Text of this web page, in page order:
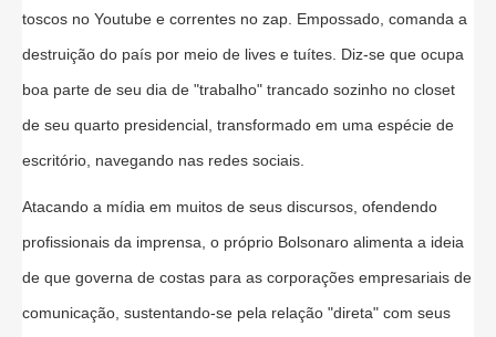
toscos no Youtube e correntes no zap. Empossado, comanda a
destruição do país por meio de lives e tuítes. Diz-se que ocupa
boa parte de seu dia de "trabalho" trancado sozinho no closet
de seu quarto presidencial, transformado em uma espécie de
escritório, navegando nas redes sociais.
Atacando a mídia em muitos de seus discursos, ofendendo
profissionais da imprensa, o próprio Bolsonaro alimenta a ideia
de que governa de costas para as corporações empresariais de
comunicação, sustentando-se pela relação "direta" com seus